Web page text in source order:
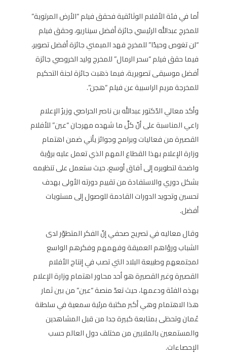
أما في فئة الأفلام الوثائقية فحقق فيلم “الأرض المرتوية”
للمخرج عبدالله الرئيسي جائزة أفضل سيناريو، وحقق فيلم
“لن تغوص وحيدًا” للمخرج فهد الميمني جائزة أفضل تصوير،
فيما حقق فيلم “سحر الرمال” للمخرج وليد الخروصي جائزة
أفضل موسيقى تصويرية، فيما ذهبت جائزة لجنة التحكيم
للمخرجة مريم الراسبية عن فيلم “هجن”.
وأكد معالي الدّكتور عبدالله بن ناصر الحراصي وزيرُ الإعلام
راعي المناسبة على أنّ كلَّ ما شهده مهرجان “عين” للأفلام
القصيرة من فعاليات وبرامج وجوائز يأتي ضمن اهتمام
وزارة الإعلام بهذا القطاع المهم الذي تعمل عليه برؤية
واضحة لتطويره إلى آفاق أوسع، حيث ستعمل على تنظيمه
بشكل دوري والاستفادة من تقييم دورته الأولى بهدف
تحسين وتجويد الدورات القادمة للوصول إلى مستويات
أفضل.
وقال معاليه في تصريح صحفي إنّ الفكر المتطوّر لدى
الشباب ورؤاهم العميقة وفهمهم وفكرهم الواسع
لمجتمعهم وطبيعة البلاد التي تصب في إنتاج الأفلام
القصيرة وغير القصيرة هو أحد محاور اهتمام وزارة الإعلام
بهذه الفئة ودعمها، حيث تعدّ منصة “عين” من بين ثمار
هذا الاهتمام وهي أكبر مكتبة مرئية سمعية في سلطنة
عُمان وتحظى بمتابعة كبيرة جدا من قبل المشاهدين
والمستمعين بالملايين من مختلف دول العالم حسب
الإحصاءات.